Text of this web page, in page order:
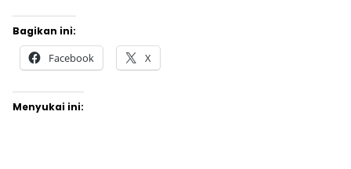
Bagikan ini:
Facebook X
Menyukai ini: